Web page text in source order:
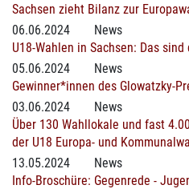
Sachsen zieht Bilanz zur
06.06.2024
News
U18-Wahlen in Sachsen: Das
05.06.2024
News
Gewinner*innen des Glowatzky-
03.06.2024
News
Über 130 Wahllokale und fast
der U18 Europa- und
13.05.2024
News
Info-Broschüre: Gegenrede -